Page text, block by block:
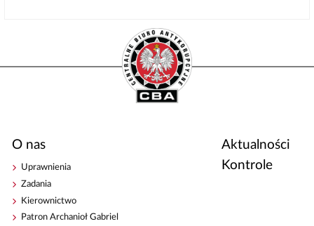
O nas
Uprawnienia
Zadania
Kierownictwo
Patron Archanioł Gabriel
Aktualności
Kontrole